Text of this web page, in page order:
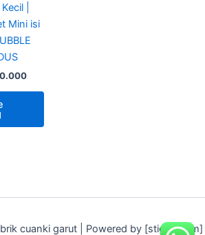
|
Mini isi
cuanki garut | Powered by [stigeit.com]